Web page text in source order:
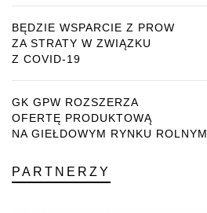
BĘDZIE WSPARCIE Z PROW
ZA STRATY W ZWIĄZKU
Z COVID-19
GK GPW ROZSZERZA
OFERTĘ PRODUKTOWĄ
NA GIEŁDOWYM RYNKU ROLNYM
PARTNERZY